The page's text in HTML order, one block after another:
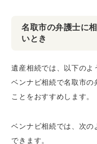
名取市の弁護士に
いとき
遺産相続では、以下のよ
ベンナビ相続で名取市の
ことをおすすめします。
ベンナビ相続では、次
できます。